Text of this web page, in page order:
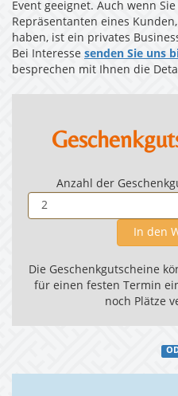
Event geeignet. Auch wenn
Repräsentanten eines
haben, ist ein privates
Bei Interesse senden Sie uns
besprechen mit Ihnen die
Anzahl der
In den
Die Geschenkgutscheine
für einen festen Termin
noch Plätze